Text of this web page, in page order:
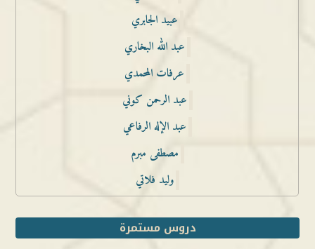
عبيد الجابري
عبد الله البخاري
عرفات المحمدي
عبد الرحمن كوني
عبد الإله الرفاعي
مصطفى مبرم
وليد فلاتي
دروس مستمرة